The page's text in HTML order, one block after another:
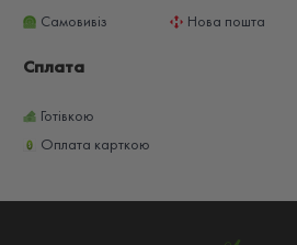
Самовивіз Нова пошта
Сплата
Готівкою
Оплата карткою